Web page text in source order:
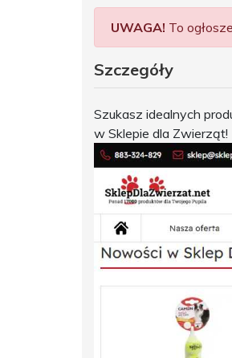
UWAGA! To
Szczegóły
Szukasz idealnych
w Sklepie dla Zwierząt!